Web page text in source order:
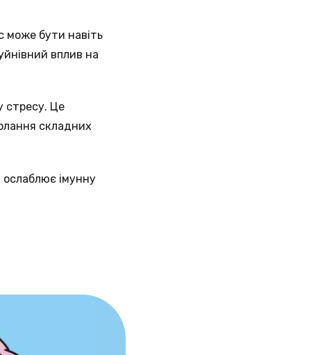
може бути навіть
вплив на
стресу. Це
складних
ослаблює імунну